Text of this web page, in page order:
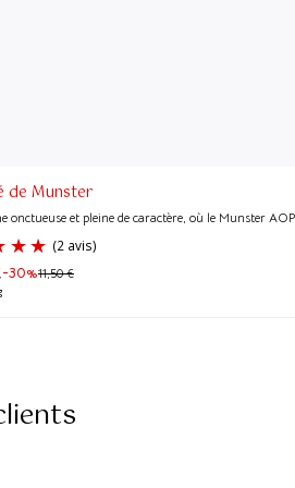
de Munster
onctueuse et pleine de caractère, où le Munster
-30%11,50€